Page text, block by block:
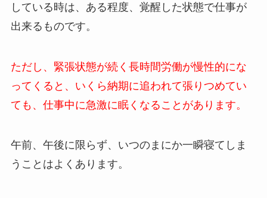
している時は、ある程度、覚醒した状態で仕事が
出来るものです。
ただし、緊張状態が続く長時間労働が慢性的にな
ってくると、いくら納期に追われて張りつめてい
ても、仕事中に急激に眠くなることがあります。
午前、午後に限らず、いつのまにか一瞬寝てしま
うことはよくあります。